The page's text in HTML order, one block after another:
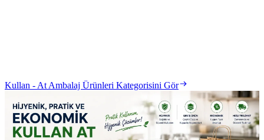
Kullan - At Ambalaj Ürünleri Kategorisini Gör